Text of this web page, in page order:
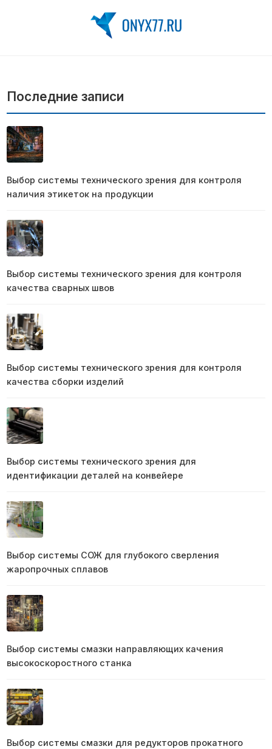
Последние записи
Выбор системы технического зрения для контроля
наличия этикеток на продукции
Выбор системы технического зрения для контроля
качества сварных швов
Выбор системы технического зрения для контроля
качества сборки изделий
Выбор системы технического зрения для
идентификации деталей на конвейере
Выбор системы СОЖ для глубокого сверления
жаропрочных сплавов
Выбор системы смазки направляющих качения
высокоскоростного станка
Выбор системы смазки для редукторов прокатного